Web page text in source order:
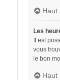
Haut
Les
Il est
vous
le bon
Haut